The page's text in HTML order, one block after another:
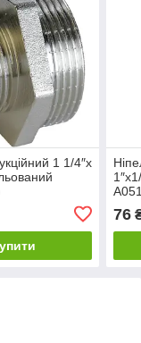
1 1/4″х
76